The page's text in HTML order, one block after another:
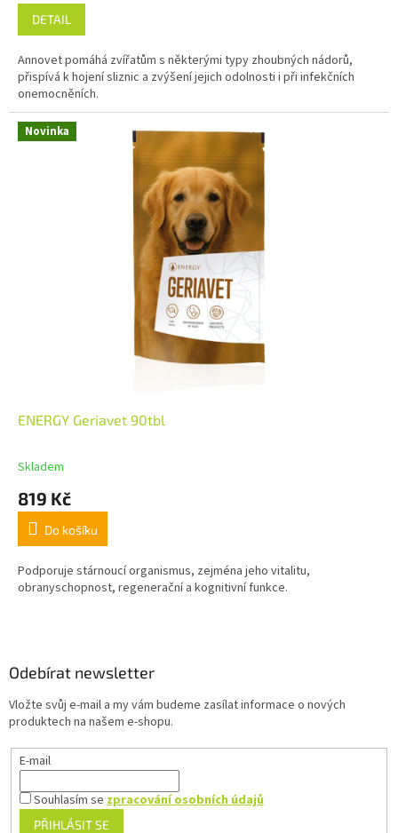
DETAIL
Annovet pomáhá zvířatům s některými typy zhoubných nádorů,
přispívá k hojení sliznic a zvýšení jejich odolnosti i při infekčních
onemocněních.
Novinka
ENERGY Geriavet 90tbl
Skladem
819 Kč
Do košíku
Podporuje stárnoucí organismus, zejména jeho vitalitu,
obranyschopnost, regenerační a kognitivní funkce.
Odebírat newsletter
Vložte svůj e-mail a my vám budeme zasílat informace o nových
produktech na našem e-shopu.
E-mail
Souhlasím sezpracování osobních údajů
PŘIHLÁSIT SE